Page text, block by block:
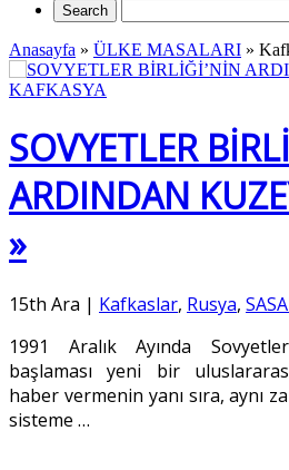
Anasayfa » ÜLKE MASALARI »
SOVYETLER
ARDINDAN
»
15th Ara | Kafkaslar, Rusya,
1991 Aralık Ayında
başlaması yeni bir
haber vermenin yanı sıra, aynı
sisteme …